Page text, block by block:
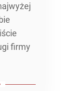
firmy